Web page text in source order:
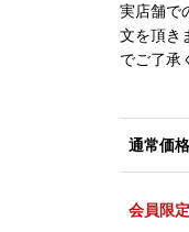
実店舗で
文を頂き
でご了承
通常価格
会員限